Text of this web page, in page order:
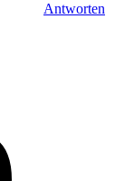
Antworten